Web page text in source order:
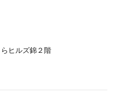
ヒルズ錦２階